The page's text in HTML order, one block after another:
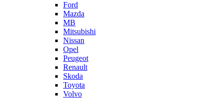
Ford
Mazda
MB
Mitsubishi
Nissan
Opel
Peugeot
Renault
Skoda
Toyota
Volvo